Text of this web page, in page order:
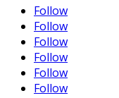
Follow
Follow
Follow
Follow
Follow
Follow